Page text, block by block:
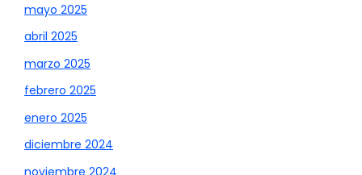
mayo 2025
abril 2025
marzo 2025
febrero 2025
enero 2025
diciembre 2024
noviembre 2024